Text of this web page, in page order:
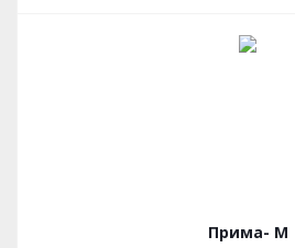
Прима- М